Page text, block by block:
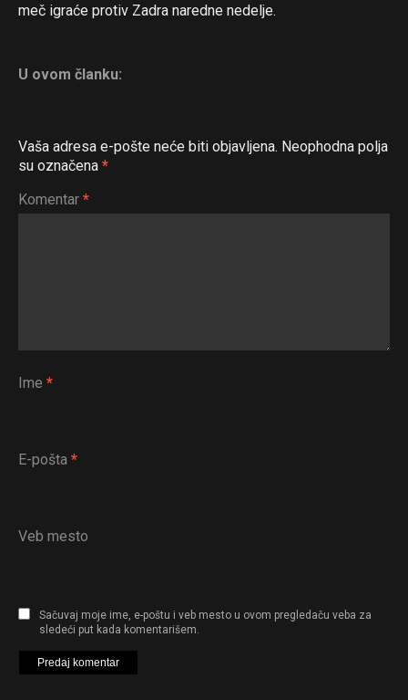
meč igraće protiv Zadra naredne nedelje.
U ovom članku:
Vaša adresa e-pošte neće biti objavljena. Neophodna polja
su označena *
Komentar *
Ime *
E-pošta *
Veb mesto
Sačuvaj moje ime, e-poštu i veb mesto u ovom pregledaču veba za
sledeći put kada komentarišem.